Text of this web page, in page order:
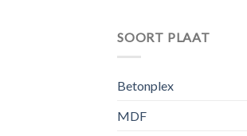
SOORT PLAAT
Betonplex
MDF